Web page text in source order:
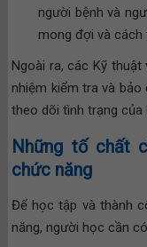
người bệnh và
mong đợi và
Ngoài ra, các Kỹ
nhiệm kiểm tra và
theo dõi tình trạng của
Những tố chất
chức năng
Để học tập và thành
năng, người học cần